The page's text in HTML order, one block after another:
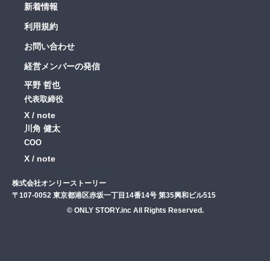
新着情報
利用規約
お問い合わせ
経営メンバーの発信
平野 哲也
代表取締役
X
note
川角 健太
COO
X note
株式会社オンリーストーリー
〒107-0052 東京都港区赤坂一丁目14番14号 第35興和ビル515
© ONLY STORY.inc All Rights Reserved.